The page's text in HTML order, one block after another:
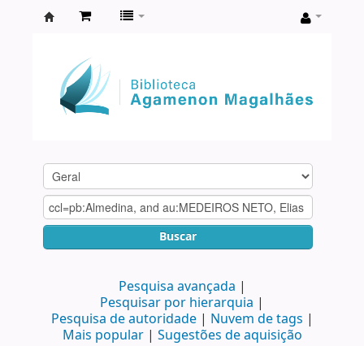
Agamenon
Magalhães
Buscar
Pesquisa avançada
Pesquisar por hierarquia
Pesquisa de autoridade
Nuvem de tags
Mais popular
Sugestões de aquisição